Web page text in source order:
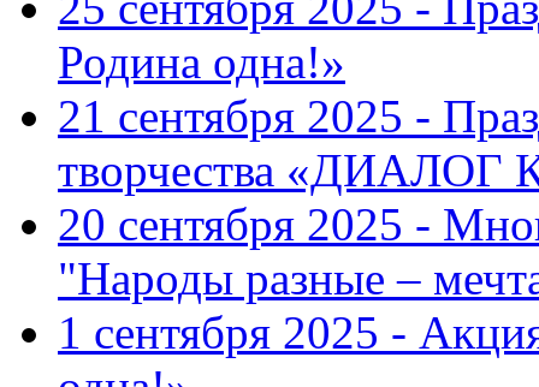
Родина одна!»
21 сентября 2025 -
творчества «ДИАЛОГ
20 сентября 2025 -
"Народы разные –
1 сентября 2025 -